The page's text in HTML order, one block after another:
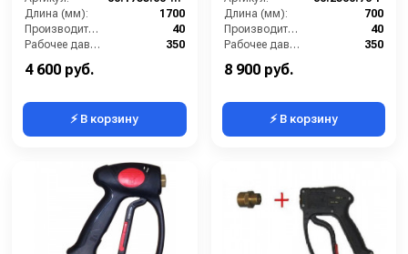
(Изогнутый)
Длина (мм):
1700
Производительность (л/мин):
40
Рабочее давление (бар):
350
4 600 руб.
⚡ В корзину
Длина (мм):
700
Производительность (л/мин):
40
Рабочее давление (бар):
350
8 900 руб.
⚡ В корзину